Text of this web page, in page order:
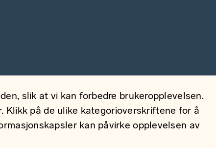
slik at vi kan forbedre brukeropplevelsen.
Klikk på de ulike kategorioverskriftene for å
kan påvirke opplevelsen av